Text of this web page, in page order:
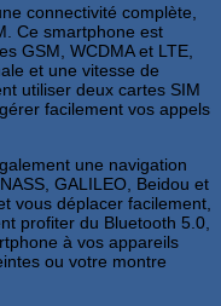
connectivité complète,
Ce smartphone est
GSM, WCDMA et LTE,
et une vitesse de
utiliser deux cartes SIM
facilement vos appels
une navigation
GALILEO, Beidou et
vous déplacer facilement,
profiter du Bluetooth 5.0,
à vos appareils
ou votre montre